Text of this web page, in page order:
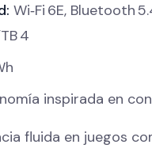
Wi‑Fi 6E, Bluetooth
4
inspirada en
fluida en juegos